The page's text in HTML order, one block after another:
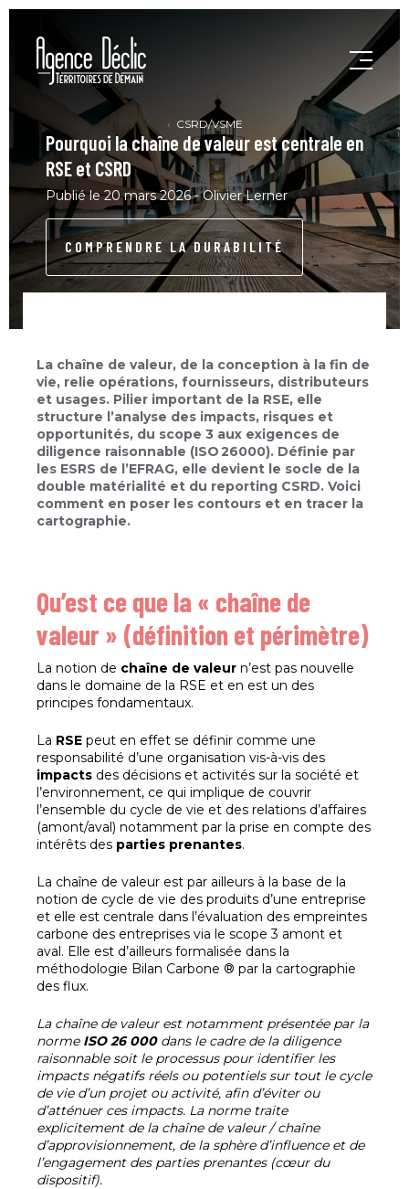
CSRD/VSME
Pourquoi la chaîne de valeur est centrale en
RSE et CSRD
Publié le 20 mars 2026 - Olivier Lerner
COMPRENDRE LA DURABILITÉ
La chaîne de valeur, de la conception à la fin de
vie, relie opérations, fournisseurs, distributeurs
et usages. Pilier important de la RSE, elle
structure l’analyse des impacts, risques et
opportunités, du scope 3 aux exigences de
diligence raisonnable (ISO 26000). Définie par
les ESRS de l’EFRAG, elle devient le socle de la
double matérialité et du reporting CSRD. Voici
comment en poser les contours et en tracer la
cartographie.
Qu’est ce que la « chaîne de
valeur » (définition et périmètre)
La notion de chaîne de valeur n’est pas nouvelle
dans le domaine de la RSE et en est un des
principes fondamentaux.
La RSE peut en effet se définir comme une
responsabilité d’une organisation vis-à-vis des
impacts des décisions et activités sur la société et
l’environnement, ce qui implique de couvrir
l’ensemble du cycle de vie et des relations d’affaires
(amont/aval) notamment par la prise en compte des
intérêts des parties prenantes.
La chaîne de valeur est par ailleurs à la base de la
notion de cycle de vie des produits d’une entreprise
et elle est centrale dans l’évaluation des empreintes
carbone des entreprises via le scope 3 amont et
aval. Elle est d’ailleurs formalisée dans la
méthodologie Bilan Carbone ® par la cartographie
des flux.
La chaîne de valeur est notamment présentée par la
norme ISO 26 000dans le cadre de la diligence
raisonnable soit le processus pour identifier les
impacts négatifs réels ou potentiels sur tout le cycle
de vie d’un projet ou activité, afin d’éviter ou
d’atténuer ces impacts. La norme traite
explicitement de la chaîne de valeur / chaîne
d’approvisionnement, de la sphère d’influence et de
l’engagement des parties prenantes (cœur du
dispositif).